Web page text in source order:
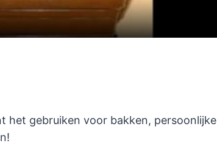
het gebruiken voor bakken, persoonlijke